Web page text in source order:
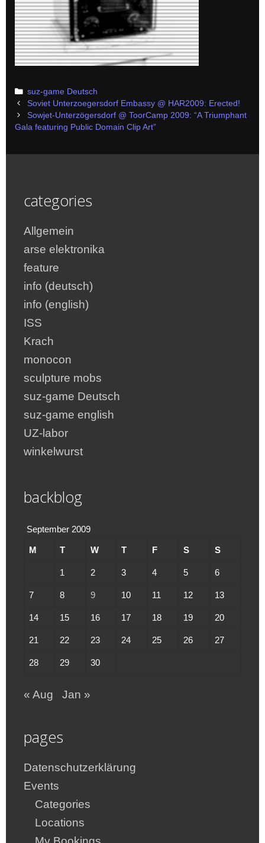
Categories
suz-game Deutsch
Post
navigation
Soviet Unterzoegersdorf Embassy @ HAR2009: Erected!
Sowjet-Unterzögersdorf @ ToorCamp 2009: “A Triumphant
Gala featuring Public Domain Clip Art”
categories
Allgemein
arse elektronika
feature
info (deutsch)
info (english)
ISS
Krach
monocon
sculpture mobs
suz-game Deutsch
suz-game english
UZ-labor
winkelwurst
backblog
September 2009
M T W T F S S
1 2 3 4 5 6
7 8 9 10 11 12 13
14 15 16 17 18 19 20
21 22 23 24 25 26 27
28 29 30
« Aug Jan »
pages
Datenschutzerklärung
Events
Categories
Locations